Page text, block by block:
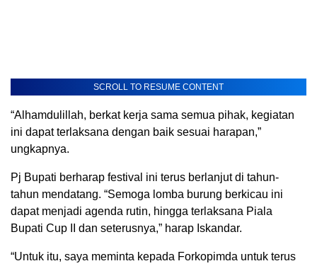
SCROLL TO RESUME CONTENT
“Alhamdulillah, berkat kerja sama semua pihak, kegiatan
ini dapat terlaksana dengan baik sesuai harapan,”
ungkapnya.
Pj Bupati berharap festival ini terus berlanjut di tahun-
tahun mendatang. “Semoga lomba burung berkicau ini
dapat menjadi agenda rutin, hingga terlaksana Piala
Bupati Cup II dan seterusnya,” harap Iskandar.
“Untuk itu, saya meminta kepada Forkopimda untuk terus